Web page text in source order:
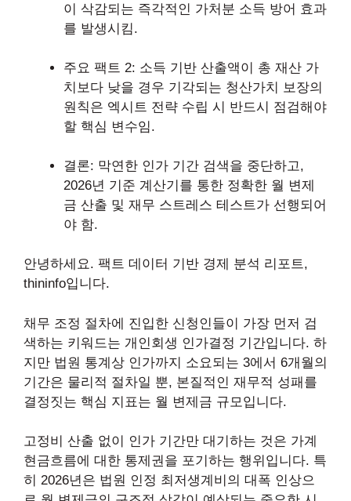
이 삭감되는 즉각적인 가처분 소득 방어 효과
를 발생시킴.
주요 팩트 2: 소득 기반 산출액이 총 재산 가
치보다 낮을 경우 기각되는 청산가치 보장의
원칙은 엑시트 전략 수립 시 반드시 점검해야
할 핵심 변수임.
결론: 막연한 인가 기간 검색을 중단하고,
2026년 기준 계산기를 통한 정확한 월 변제
금 산출 및 재무 스트레스 테스트가 선행되어
야 함.
안녕하세요. 팩트 데이터 기반 경제 분석 리포트,
thininfo입니다.
채무 조정 절차에 진입한 신청인들이 가장 먼저 검
색하는 키워드는 개인회생 인가결정 기간입니다. 하
지만 법원 통계상 인가까지 소요되는 3에서 6개월의
기간은 물리적 절차일 뿐, 본질적인 재무적 성패를
결정짓는 핵심 지표는 월 변제금 규모입니다.
고정비 산출 없이 인가 기간만 대기하는 것은 가계
현금흐름에 대한 통제권을 포기하는 행위입니다. 특
히 2026년은 법원 인정 최저생계비의 대폭 인상으